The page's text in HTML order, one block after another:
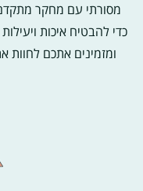
מסורתי עם מחקר
כדי להבטיח איכות
ומזמינים אתכם